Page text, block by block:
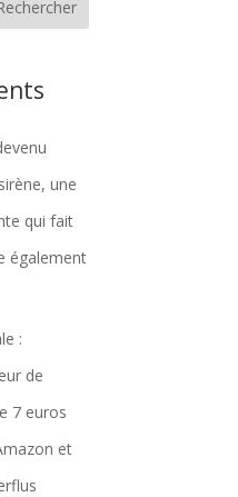
une
qui fait
également
:
de
7 euros
et